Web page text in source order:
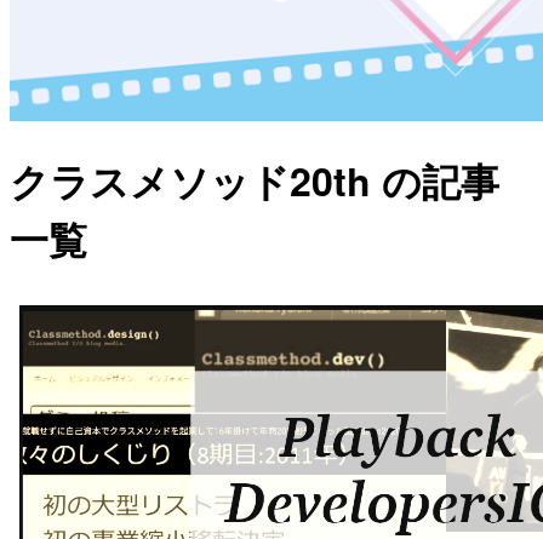
クラスメソッド20th の記事
一覧